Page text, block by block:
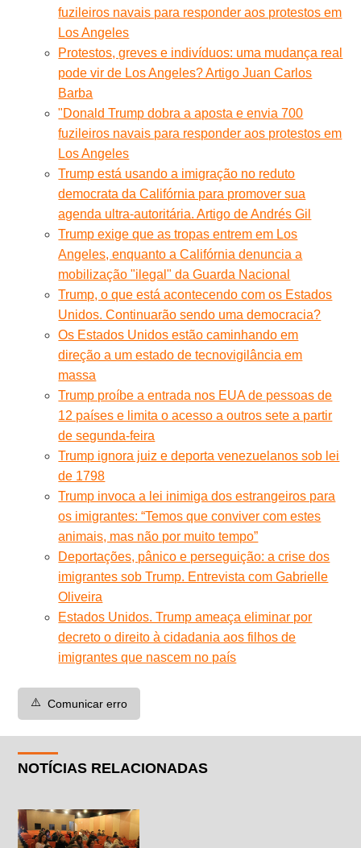
fuzileiros navais para responder aos protestos em
Los Angeles
Protestos, greves e indivíduos: uma mudança real
pode vir de Los Angeles? Artigo Juan Carlos
Barba
"Donald Trump dobra a aposta e envia 700
fuzileiros navais para responder aos protestos em
Los Angeles
Trump está usando a imigração no reduto
democrata da Califórnia para promover sua
agenda ultra-autoritária. Artigo de Andrés Gil
Trump exige que as tropas entrem em Los
Angeles, enquanto a Califórnia denuncia a
mobilização "ilegal" da Guarda Nacional
Trump, o que está acontecendo com os Estados
Unidos. Continuarão sendo uma democracia?
Os Estados Unidos estão caminhando em
direção a um estado de tecnovigilância em
massa
Trump proíbe a entrada nos EUA de pessoas de
12 países e limita o acesso a outros sete a partir
de segunda-feira
Trump ignora juiz e deporta venezuelanos sob lei
de 1798
Trump invoca a lei inimiga dos estrangeiros para
os imigrantes: “Temos que conviver com estes
animais, mas não por muito tempo”
Deportações, pânico e perseguição: a crise dos
imigrantes sob Trump. Entrevista com Gabrielle
Oliveira
Estados Unidos. Trump ameaça eliminar por
decreto o direito à cidadania aos filhos de
imigrantes que nascem no país
⚠️ Comunicar erro
NOTÍCIAS RELACIONADAS